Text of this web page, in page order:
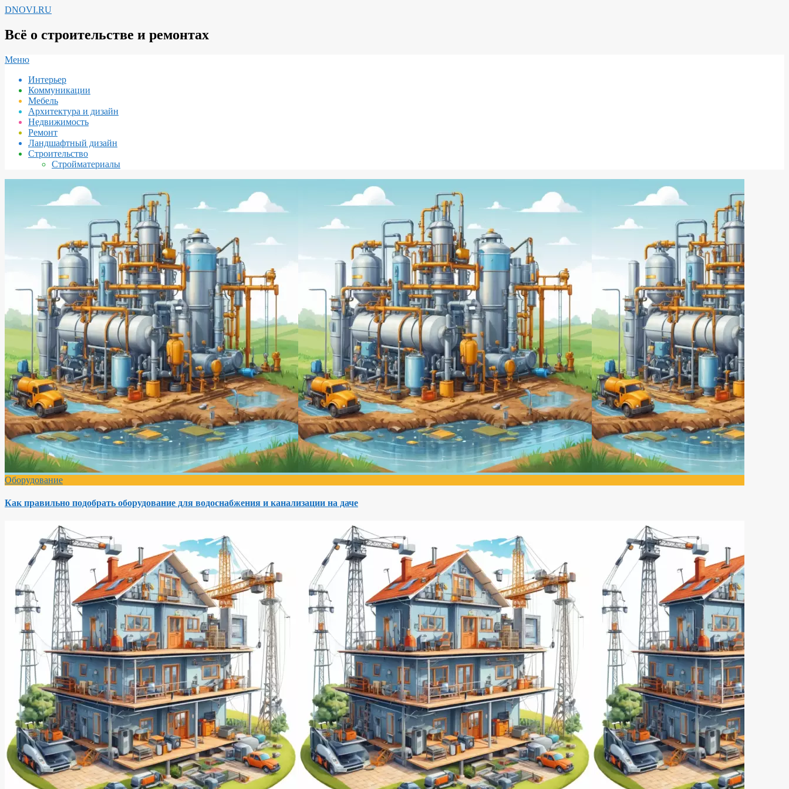
Перейти
содержимому
DNOVI.RU
Всё о строительстве и ремонтах
Вторичное
навигации
Меню
Интерьер
Коммуникации
Мебель
Архитектура и дизайн
Недвижимость
Ремонт
Ландшафтный дизайн
Строительство
Стройматериалы
Оборудование
Как правильно подобрать оборудование для водоснабжения и канализации на даче